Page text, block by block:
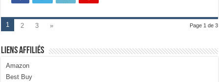
Page 1 de 3
1 2 3 »
Liens Affiliés
Amazon
Best Buy